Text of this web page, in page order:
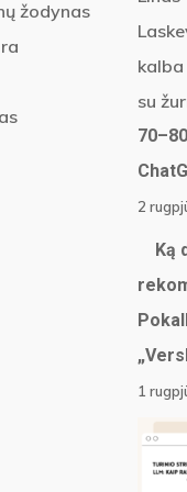
žodynas
2
Ką
1